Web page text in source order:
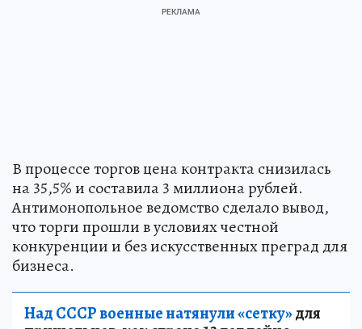
В процессе торгов цена контракта снизилась
на 35,5% и составила 3 миллиона рублей.
Антимонопольное ведомство сделало вывод,
что торги прошли в условиях честной
конкуренции и без искусственных преград для
бизнеса.
Над СССР военные натянули «сетку»для